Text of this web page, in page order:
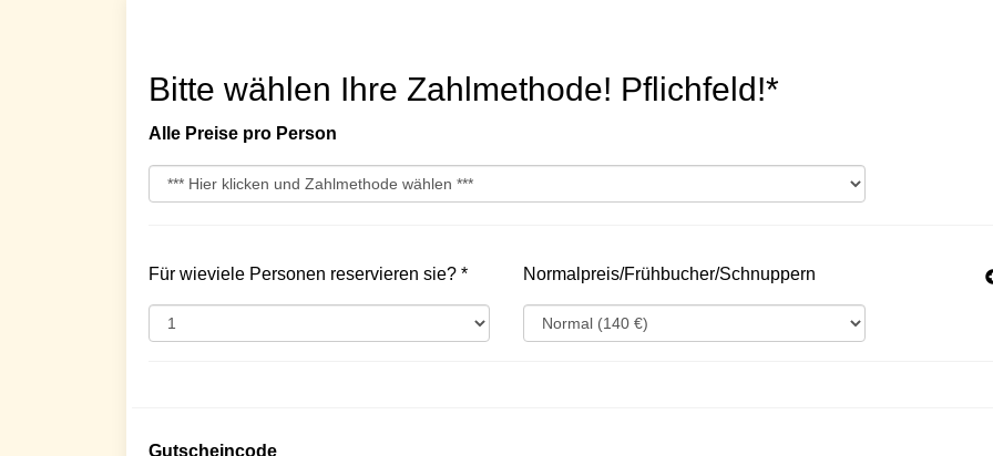
Bitte wählen Ihre Zahlmethode! Pflichfeld!*
Alle Preise pro Person
Für wieviele Personen reservieren sie? * Normalpreis/Frühbucher/Schnuppern
Gutscheincode